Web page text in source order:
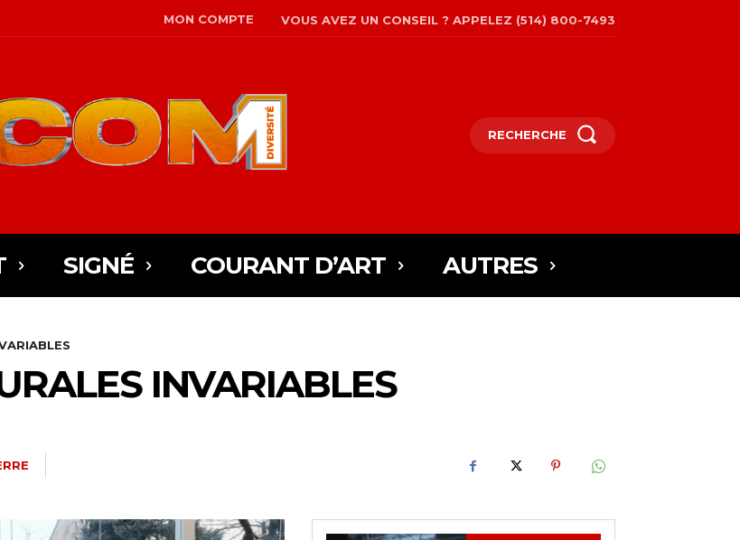
MON COMPTE VOUS AVEZ UN CONSEIL ? APPELEZ (514) 800-7493
RECHERCHE
SIGNÉ COURANT D’ART AUTRES
INVARIABLES